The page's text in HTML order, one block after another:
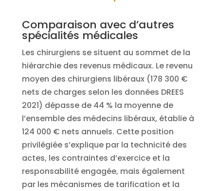
Comparaison avec d’autres
spécialités médicales
Les chirurgiens se situent au sommet de la
hiérarchie des revenus médicaux. Le revenu
moyen des chirurgiens libéraux (178 300 €
nets de charges selon les données DREES
2021) dépasse de 44 % la moyenne de
l’ensemble des médecins libéraux, établie à
124 000 € nets annuels. Cette position
privilégiée s’explique par la technicité des
actes, les contraintes d’exercice et la
responsabilité engagée, mais également
par les mécanismes de tarification et la